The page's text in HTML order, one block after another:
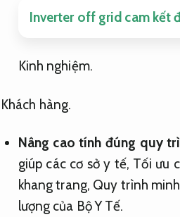
Inverter off grid cam kết
Kinh nghiệm.
Khách hàng.
Nâng cao tính đúng quy
giúp các cơ sở y tế, Tối ưu
khang trang, Quy trình
lượng của Bộ Y Tế.